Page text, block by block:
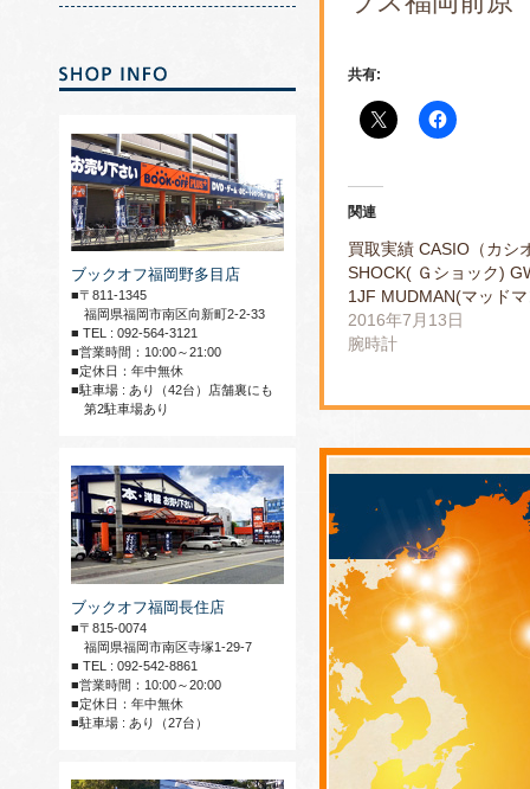
共有:
関連
買取実績 CASIO（カ
SHOCK( Ｇショック)
1JF MUDMAN(マッド
2016年7月13日
腕時計
ブックオフ福岡野多目店
■〒811-1345
福岡県福岡市南区向新町2-2-33
■ TEL : 092-564-3121
■営業時間：10:00～21:00
■定休日：年中無休
■駐車場 : あり（42台）店舗裏にも
第2駐車場あり
ブックオフ福岡長住店
■〒815-0074
福岡県福岡市南区寺塚1-29-7
■ TEL : 092-542-8861
■営業時間：10:00～20:00
■定休日：年中無休
■駐車場 : あり（27台）